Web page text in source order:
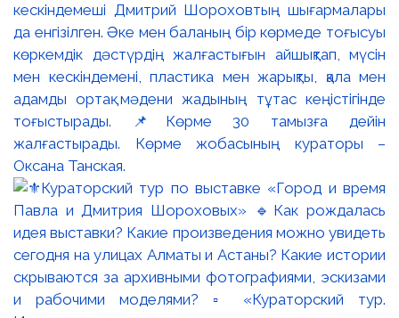
кескіндемеші Дмитрий Шороховтың шығармалары
да енгізілген. Әке мен баланың бір көрмеде тоғысуы
көркемдік дәстүрдің жалғастығын айшықтап, мүсін
мен кескіндемені, пластика мен жарықты, қала мен
адамды ортақ мәдени жадының тұтас кеңістігінде
тоғыстырады. 📌Көрме 30 тамызға дейін
жалғастырады. Көрме жобасының кураторы –
Оксана Танская.